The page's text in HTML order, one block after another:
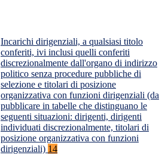
Incarichi dirigenziali, a qualsiasi titolo
conferiti, ivi inclusi quelli conferiti
discrezionalmente dall'organo di indirizzo
politico senza procedure pubbliche di
selezione e titolari di posizione
organizzativa con funzioni dirigenziali (da
pubblicare in tabelle che distinguano le
seguenti situazioni: dirigenti, dirigenti
individuati discrezionalmente, titolari di
posizione organizzativa con funzioni
dirigenziali) 14